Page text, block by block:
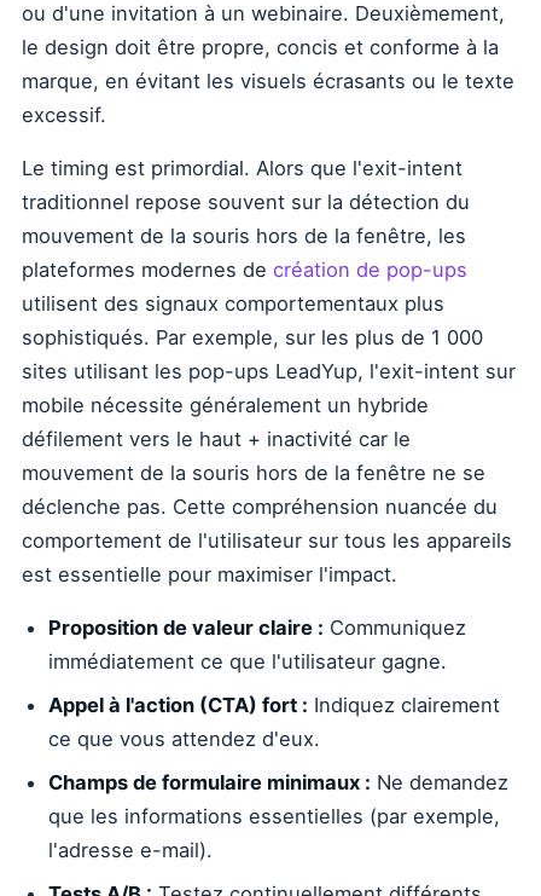
ou d'une invitation à un webinaire. Deuxièmement,
le design doit être propre, concis et conforme à la
marque, en évitant les visuels écrasants ou le texte
excessif.
Le timing est primordial. Alors que l'exit-intent
traditionnel repose souvent sur la détection du
mouvement de la souris hors de la fenêtre, les
plateformes modernes de création de pop-ups
utilisent des signaux comportementaux plus
sophistiqués. Par exemple, sur les plus de 1 000
sites utilisant les pop-ups LeadYup, l'exit-intent sur
mobile nécessite généralement un hybride
défilement vers le haut + inactivité car le
mouvement de la souris hors de la fenêtre ne se
déclenche pas. Cette compréhension nuancée du
comportement de l'utilisateur sur tous les appareils
est essentielle pour maximiser l'impact.
Proposition de valeur claire : Communiquez
immédiatement ce que l'utilisateur gagne.
Appel à l'action (CTA) fort : Indiquez clairement
ce que vous attendez d'eux.
Champs de formulaire minimaux : Ne demandez
que les informations essentielles (par exemple,
l'adresse e-mail).